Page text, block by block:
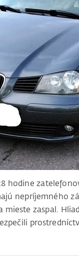
hodine
nepríjemného
zaspal.